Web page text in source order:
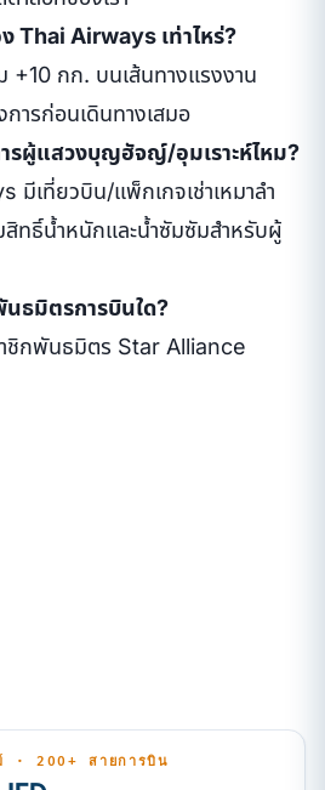
Thai Airways เท่าไหร่?
+10 กก. บนเส้นทางแรงงาน
ารก่อนเดินทางเสมอ
รผู้แสวงบุญฮัจญ์/อุมเราะห์ไหม?
มีเที่ยวบิน/แพ็กเกจเช่าเหมาลำ
สิทธิ์น้ำหนักและน้ำซัมซัมสำหรับผู้
ธมิตรการบินใด?
ชิกพันธมิตร Star Alliance
ม์ · 200+ สายการบิน